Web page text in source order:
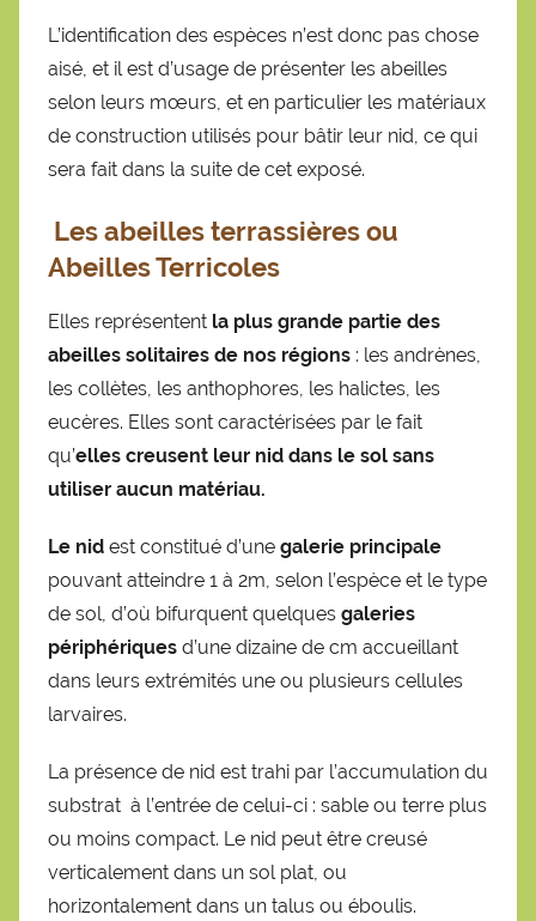
L’identification des espèces n’est donc pas chose
aisé, et il est d’usage de présenter les abeilles
selon leurs mœurs, et en particulier les matériaux
de construction utilisés pour bâtir leur nid, ce qui
sera fait dans la suite de cet exposé.
Les abeilles terrassièresou
Abeilles Terricoles
Elles représentent la plus grande partie des
abeilles solitaires de nos régions : les andrènes,
les collètes, les anthophores, les halictes, les
eucères. Elles sont caractérisées par le fait
qu’elles creusent leur nid dans le sol sans
utiliser aucun matériau.
Le nid est constitué d’une galerie principale
pouvant atteindre 1 à 2m, selon l’espèce et le type
de sol, d’où bifurquent quelques galeries
périphériques d’une dizaine de cm accueillant
dans leurs extrémités une ou plusieurs cellules
larvaires.
La présence de nid est trahi par l’accumulation du
substrat à l’entrée de celui-ci : sable ou terre plus
ou moins compact. Le nid peut être creusé
verticalement dans un sol plat, ou
horizontalement dans un talus ou éboulis.